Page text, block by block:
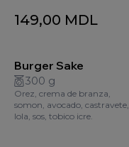
149,00 MDL
Burger Sake
300 g
Orez, crema de branza,
somon, avocado, castravete,
lola, sos, tobico icre.